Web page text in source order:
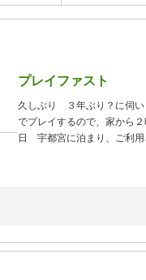
プレイファスト
久しぶり ３年ぶり？に伺い
でプレイするので、家から
日 宇都宮に泊まり、ご利用
もかからず、スムーズなプ